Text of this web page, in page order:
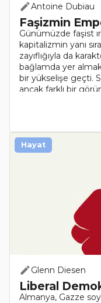
Antoine Dubiau
Faşizmin
Günümüzde faşist
kapitalizmin yanı
zayıflığıyla da
bağlamda yer
bir yükselişe geçti.
ancak farklı bir
Glenn Diesen
Liberal
Almanya, Gazze
Hayat